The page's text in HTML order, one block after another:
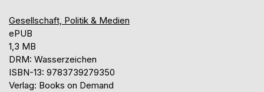
Gesellschaft, Politik & Medien
ePUB
1,3 MB
DRM: Wasserzeichen
ISBN-13: 9783739279350
Verlag: Books on Demand